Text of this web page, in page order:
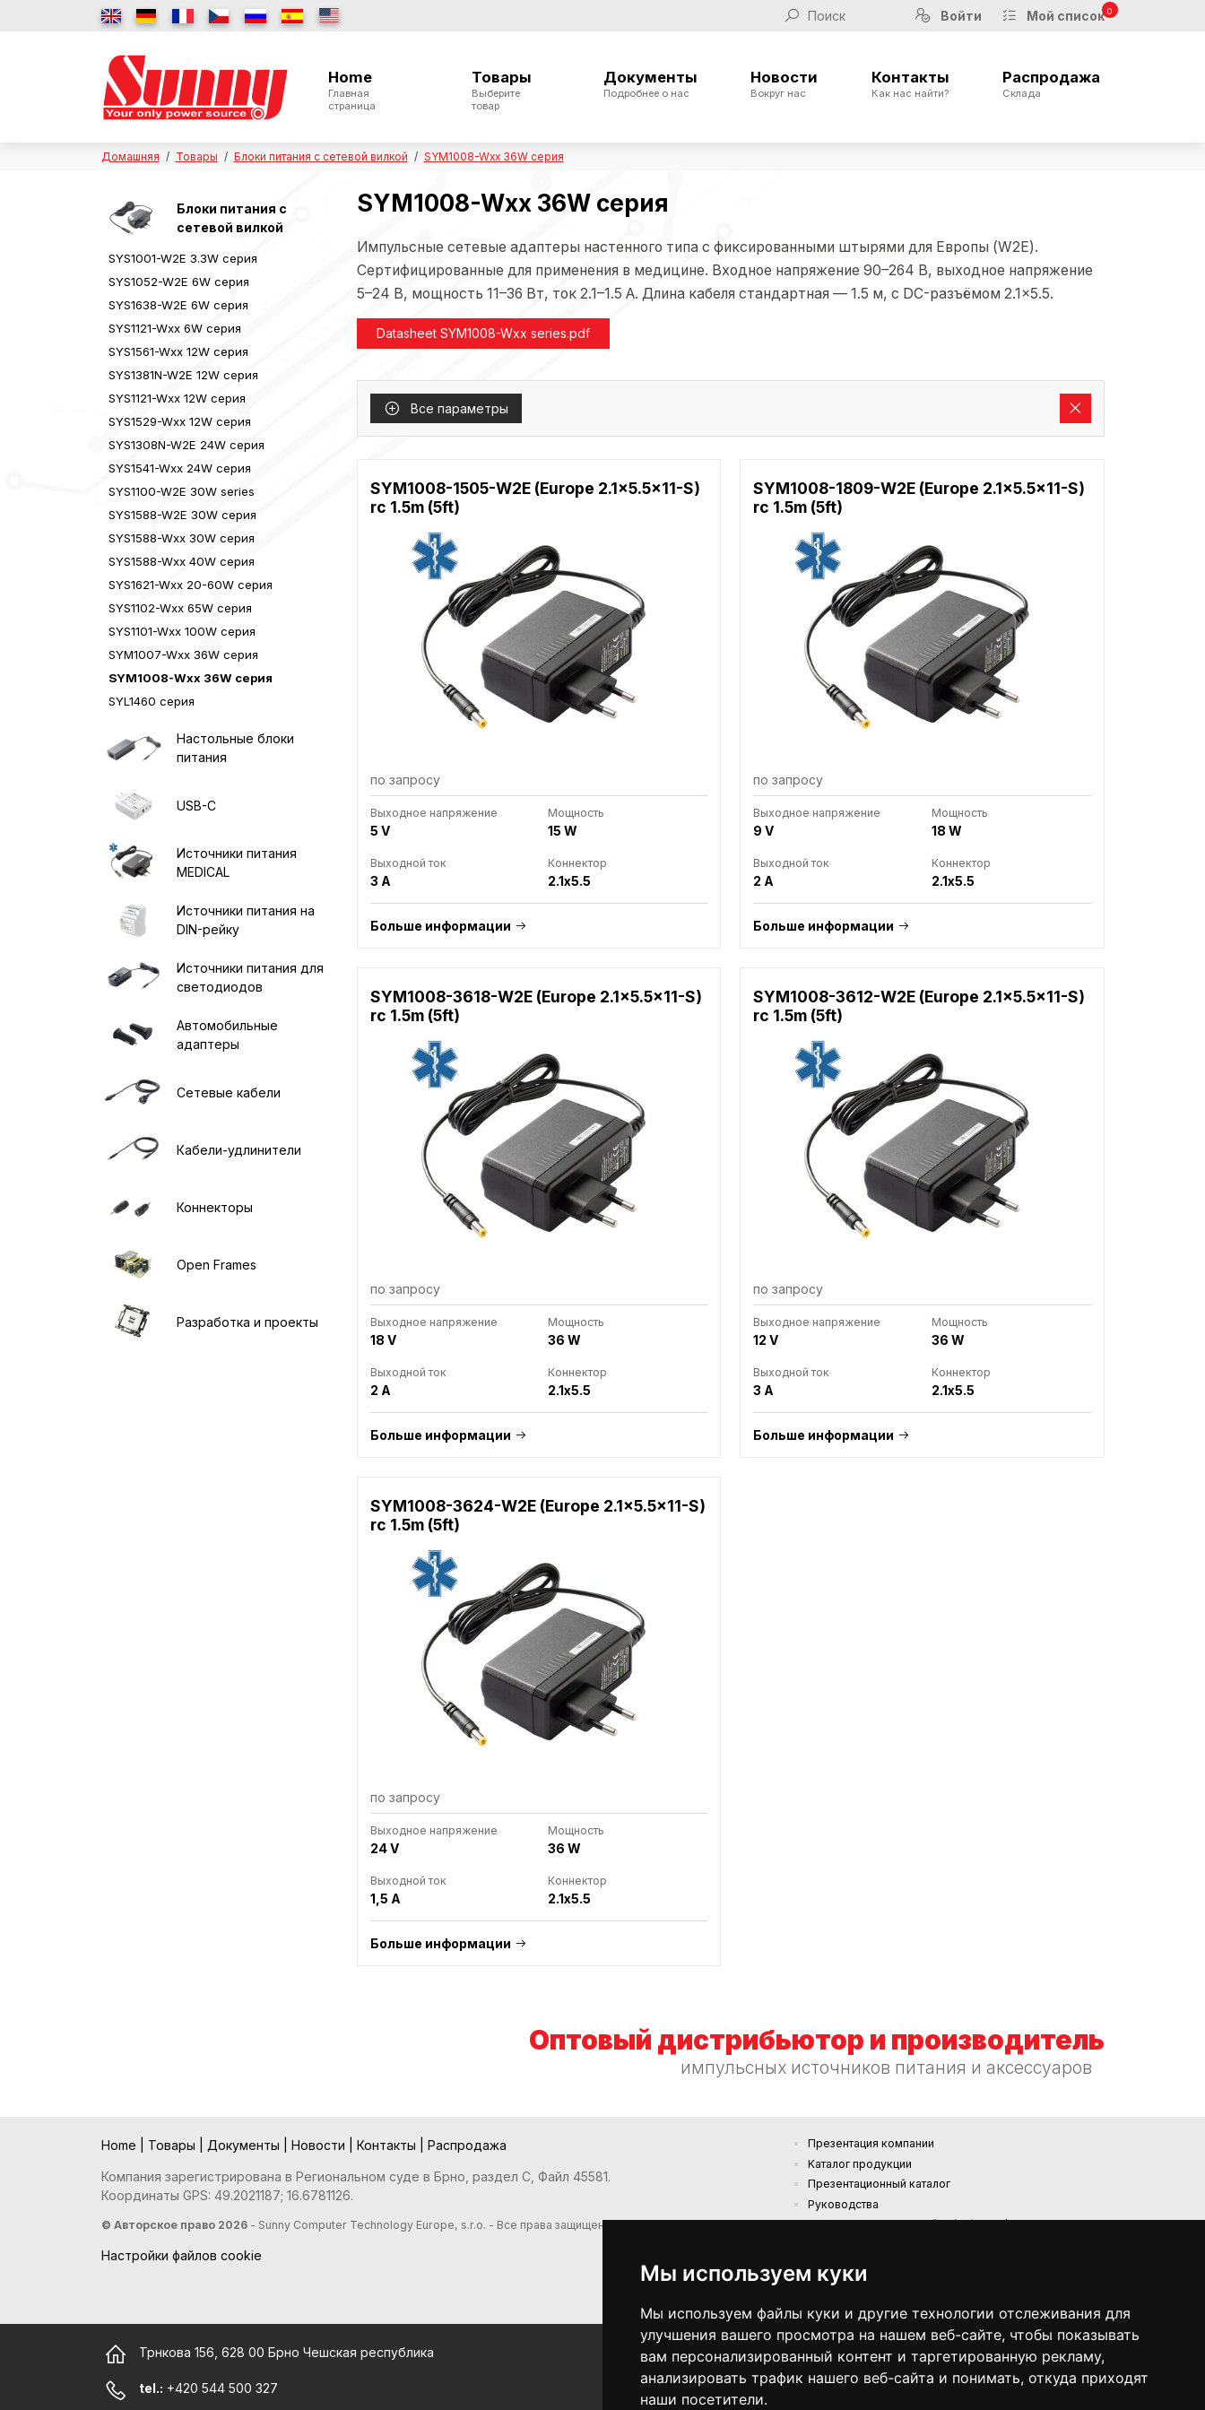
Мы используем куки
Мы используем файлы куки и другие технологии отслеживания для
улучшения вашего просмотра на нашем веб-сайте, чтобы показывать
вам персонализированный контент и таргетированную рекламу,
анализировать трафик нашего веб-сайта и понимать, откуда приходят
наши посетители.
Войти Мой список 0
Home
Главная
страница
Товары
Выберите
товар
Документы
Подробнее о нас
Новости
Вокруг нас
Контакты
Как нас найти?
Распродажа
Склада
Домашняя Товары Блоки питания с сетевой вилкой SYM1008-Wxx 36W серия
Блоки питания с
сетевой вилкой
SYS1001-W2E 3.3W серия
SYS1052-W2E 6W серия
SYS1638-W2E 6W серия
SYS1121-Wxx 6W серия
SYS1561-Wxx 12W серия
SYS1381N-W2E 12W серия
SYS1121-Wxx 12W серия
SYS1529-Wxx 12W серия
SYS1308N-W2E 24W серия
SYS1541-Wxx 24W серия
SYS1100-W2E 30W series
SYS1588-W2E 30W серия
SYS1588-Wxx 30W серия
SYS1588-Wxx 40W серия
SYS1621-Wxx 20-60W серия
SYS1102-Wxx 65W серия
SYS1101-Wxx 100W серия
SYM1007-Wxx 36W серия
SYM1008-Wxx 36W серия
SYL1460 серия
Настольные блоки
питания
USB-C
Источники питания
MEDICAL
Источники питания на
DIN-рейку
Источники питания для
светодиодов
Автомобильные
адаптеры
Сетевые кабели
Кабели-удлинители
Коннекторы
Open Frames
Разработка и проекты
SYM1008-Wxx 36W серия
Импульсные сетевые адаптеры настенного типа с фиксированными штырями для Европы (W2E).
Сертифицированные для применения в медицине. Входное напряжение 90–264 В, выходное напряжение
5–24 В, мощность 11–36 Вт, ток 2.1–1.5 А. Длина кабеля стандартная — 1.5 м, с DC-разъёмом 2.1×5.5.
Datasheet SYM1008-Wxx series.pdf
Все параметры
SYM1008-1505-W2E (Europe 2.1x5.5x11-S)
rc 1.5m (5ft)
по запросу
Выходное напряжение
5 V
Мощность
15 W
Выходной ток
3 A
Коннектор
2.1x5.5
Больше информации
SYM1008-1809-W2E (Europe 2.1x5.5x11-S)
rc 1.5m (5ft)
по запросу
Выходное напряжение
9 V
Мощность
18 W
Выходной ток
2 A
Коннектор
2.1x5.5
Больше информации
SYM1008-3618-W2E (Europe 2.1x5.5x11-S)
rc 1.5m (5ft)
по запросу
Выходное напряжение
18 V
Мощность
36 W
Выходной ток
2 A
Коннектор
2.1x5.5
Больше информации
SYM1008-3612-W2E (Europe 2.1x5.5x11-S)
rc 1.5m (5ft)
по запросу
Выходное напряжение
12 V
Мощность
36 W
Выходной ток
3 A
Коннектор
2.1x5.5
Больше информации
SYM1008-3624-W2E (Europe 2.1x5.5x11-S)
rc 1.5m (5ft)
по запросу
Выходное напряжение
24 V
Мощность
36 W
Выходной ток
1,5 A
Коннектор
2.1x5.5
Больше информации
Оптовый дистрибьютор и производитель
импульсных источников питания и аксессуаров
Home Товары Документы Новости Контакты Распродажа
Компания зарегистрирована в Региональном суде в Брно, раздел С, Файл 45581.
Координаты GPS: 49.2021187; 16.6781126.
© Авторское право 2026- Sunny Computer Technology Europe, s.r.o. - Все права защищены
Настройки файлов cookie
Презентация компании
Kаталог продукции
Презентационный каталог
Руководства
Требования к экодизайну (EU) 2019/1782
Фотоэлектрическая электростанция
Трнкова 156, 628 00 Брно Чешская республика
tel.: +420 544 500 327